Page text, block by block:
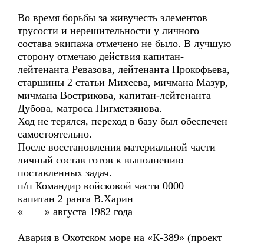
Во время борьбы за живучесть элементов
трусости и нерешительности у личного
состава экипажа отмечено не было. В лучшую
сторону отмечаю действия капитан-
лейтенанта Ревазова, лейтенанта Прокофьева,
старшины 2 статьи Михеева, мичмана Мазур,
мичмана Вострикова, капитан-лейтенанта
Дубова, матроса Нигметзянова.
Ход не терялся, переход в базу был обеспечен
самостоятельно.
После восстановления материальной части
личный состав готов к выполнению
поставленных задач.
п/п Командир войсковой части 0000
капитан 2 ранга В.Харин
« ___ » августа 1982 года
Авария в Охотском море на «К-389» (проект